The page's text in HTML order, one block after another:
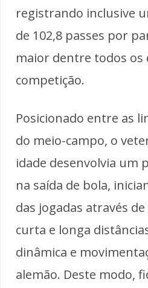
registrando inclusive
de 102,8 passes por
maior dentre todos os
competição.
Posicionado entre as
do meio-campo, o
idade desenvolvia um
na saída de bola,
das jogadas através
curta e longa
dinâmica e
alemão. Deste modo,